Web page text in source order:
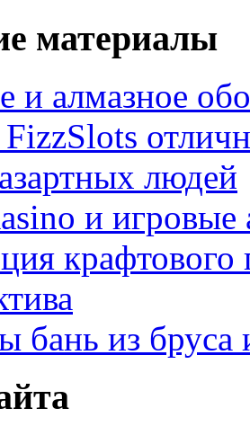
материалы
и алмазное
людей
и игровые
бань из бруса